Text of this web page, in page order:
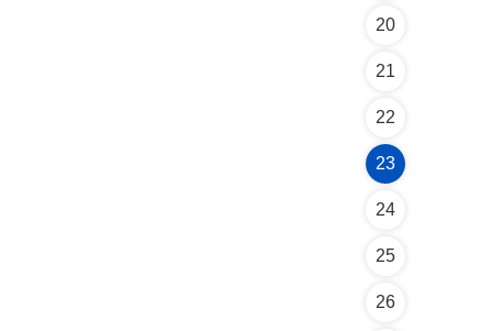
20
21
22
23
24
25
26